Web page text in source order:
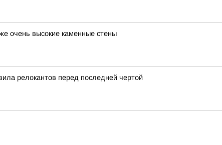
очень высокие каменные стены
релокантов перед последней чертой